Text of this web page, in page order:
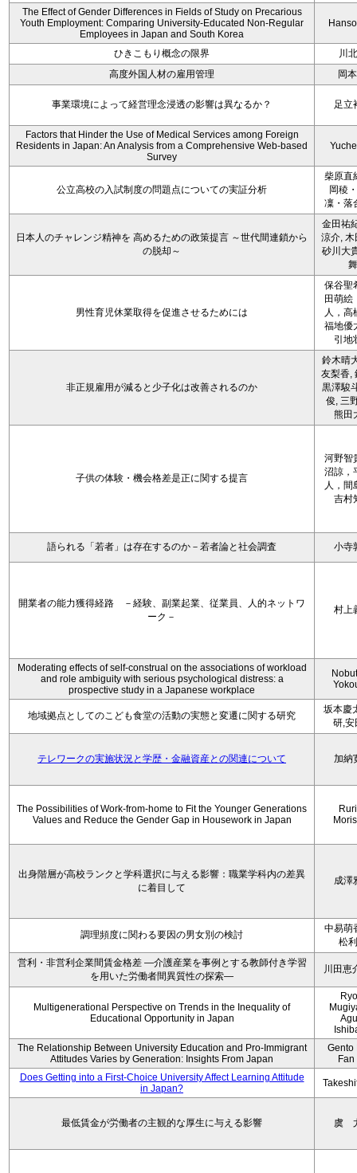
The Effect of Gender Differences in Fields of Study on Precarious
Youth Employment: Comparing University-Educated Non-Regular
Employees in Japan and South Korea
ひきこもり概念の限界
川
高度外国人材の雇用管理
岡
事業環境によって経営理念浸透の影響は異なるか？ 足立
Factors that Hinder the Use of Medical Services among Foreign
Residents in Japan: An Analysis from a Comprehensive Web-based
Survey
公立高校の入試制度の問題点についての実証分析
柴原直
岡稜
凜・落
日本人のチャレンジ精神を 高めるための政策提言 ～世代間連鎖から
の脱却～
金田祐
涼介, 木
砂川大
舞
男性育児休業取得を促進させるためには
保谷聖
田萌絵
人，高
福地優
引地
非正規雇用が減ると少子化は改善されるのか
鈴木晴
友梨香,
黒澤駿
俊, 三
熊田
子供の体験・機会格差是正に関する提言
河野智
沼諒，
人，間
吉村
語られる「若者」は存在するのか－若者論と社会調査 小寺
開業者の能力獲得経路 －経験、副業起業、従業員、人的ネットワ
ーク－
村上
Moderating effects of self-construal on the associations of workload
and role ambiguity with serious psychological distress: a
prospective study in a Japanese workplace
地域拠点としてのこども食堂の活動の実態と変遷に関する研究
坂本慶
研,安
テレワークの実施状況と学歴・金融資産との関連について 加納
The Possibilities of Work-from-home to Fit the Younger Generations
Values and Reduce the Gender Gap in Housework in Japan
出身階層が高校ランクと学科選択に与える影響：職業学科内の差異
に着目して
成澤
調理頻度に関わる要因の男女別の検討
中易萌
松
営利・非営利企業間賃金格差 ―介護産業を事例とする教師付き学習
を用いた労働者間異質性の探索―
川田恵
Multigenerational Perspective on Trends in the Inequality of
Educational Opportunity in Japan
The Relationship Between University Education and Pro-Immigrant
Attitudes Varies by Generation: Insights From Japan
Gento
Does Getting into a First-Choice University Affect Learning Attitude
in Japan?
最低賃金が労働者の主観的な厚生に与える影響 虞